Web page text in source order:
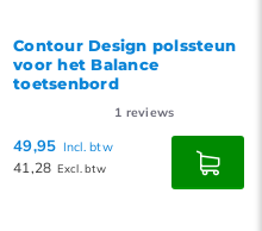
Contour Design polssteun
voor het Balance
toetsenbord
1 reviews
49,95 Incl. btw
41,28 Excl. btw